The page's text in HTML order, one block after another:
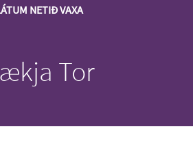
NETIÐ VAXA
Tor